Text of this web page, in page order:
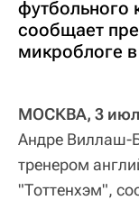
футбольного
сообщает
микроблоге
МОСКВА, 3
Андре Виллаш-
тренером
"Тоттенхэм",